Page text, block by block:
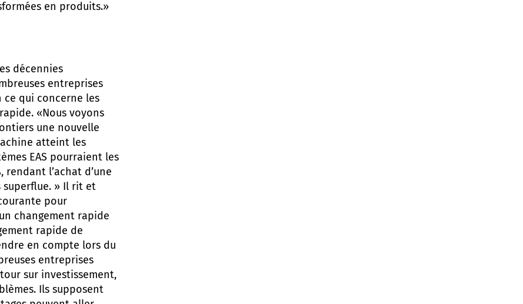
en produits.»
décennies
entreprises
ce qui concerne les
«Nous voyons
une nouvelle
atteint les
EAS pourraient les
l’achat d’une
superflue. » Il rit et
pour
changement rapide
rapide de
en compte lors du
entreprises
sur investissement,
Ils supposent